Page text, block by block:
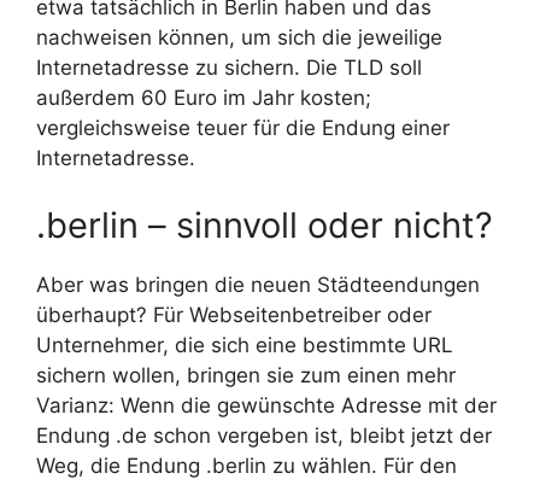
etwa tatsächlich in Berlin haben und das
nachweisen können, um sich die jeweilige
Internetadresse zu sichern. Die TLD soll
außerdem 60 Euro im Jahr kosten;
vergleichsweise teuer für die Endung einer
Internetadresse.
.berlin – sinnvoll oder nicht?
Aber was bringen die neuen Städteendungen
überhaupt? Für Webseitenbetreiber oder
Unternehmer, die sich eine bestimmte URL
sichern wollen, bringen sie zum einen mehr
Varianz: Wenn die gewünschte Adresse mit der
Endung .de schon vergeben ist, bleibt jetzt der
Weg, die Endung .berlin zu wählen. Für den